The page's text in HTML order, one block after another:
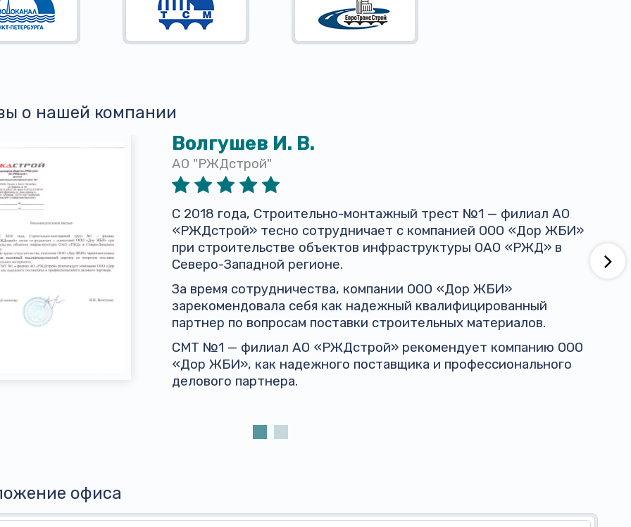
о нашей компании
Волгушев И. В.
АО "РЖДстрой"
С 2018 года, Строительно-монтажный трест №1 — филиал АО
«РЖДстрой» тесно сотрудничает с компанией ООО «Дор ЖБИ»
при строительстве объектов инфраструктуры ОАО «РЖД» в
Северо-Западной регионе.
За время сотрудничества, компании ООО «Дор ЖБИ»
зарекомендовала себя как надежный квалифицированный
партнер по вопросам поставки строительных материалов.
СМТ №1 — филиал АО «РЖДстрой» рекомендует компанию ООО
«Дор ЖБИ», как надежного поставщика и профессионального
делового партнера.
офиса